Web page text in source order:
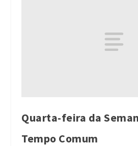
Quarta-feira da
Tempo Comum